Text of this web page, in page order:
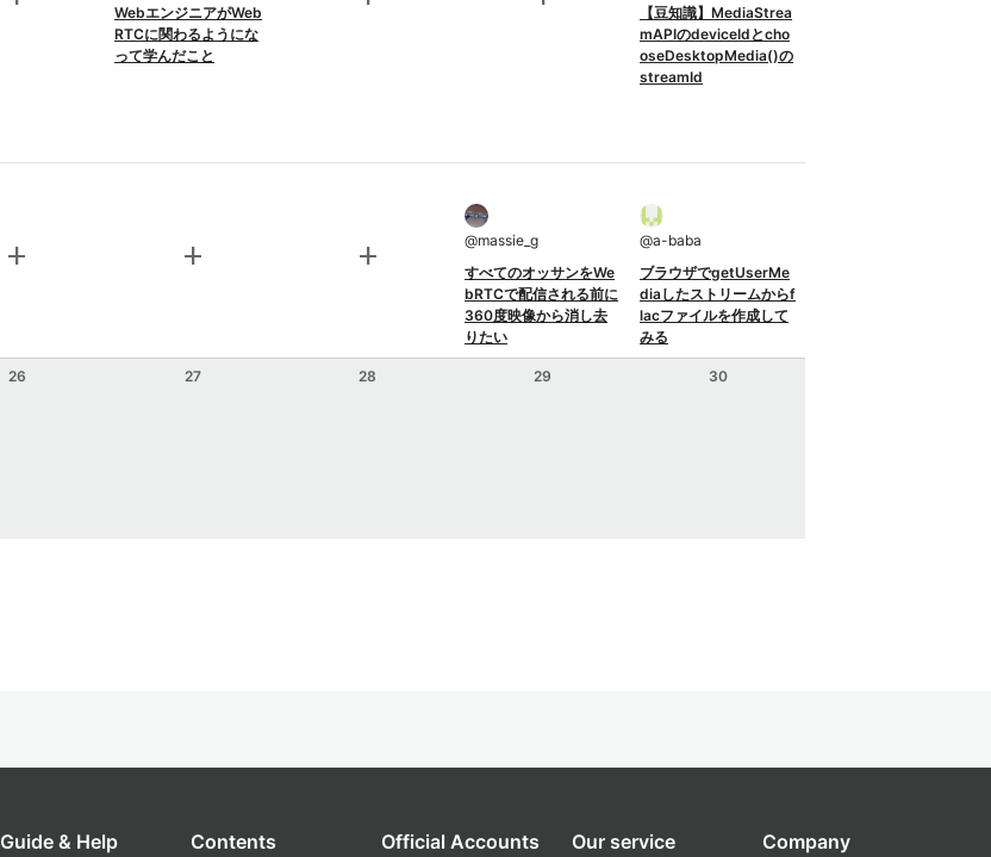
WebエンジニアがWeb
RTCに関わるようにな
って学んだこと
【豆知識】MediaStrea
mAPIのdeviceIdとcho
oseDesktopMedia()の
streamId
add add add @massie_g
すべてのオッサンをWe
bRTCで配信される前に
360度映像から消し去
りたい
@a-baba
ブラウザでgetUserMe
diaしたストリームからf
lacファイルを作成して
みる
26 27 28 29 30
Guide & Help Contents Official Accounts Our service Company